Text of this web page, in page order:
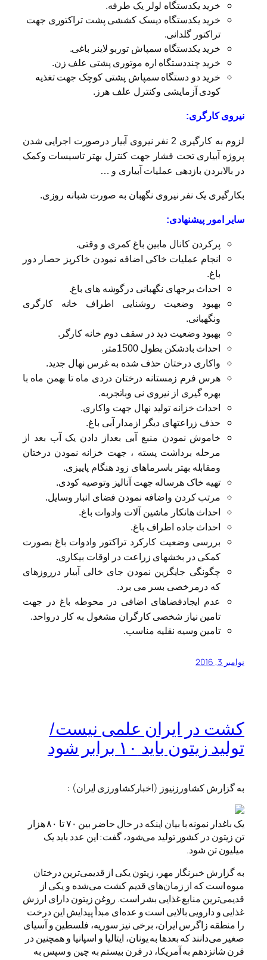
خرید یکدستگاه لولر یک طرفه.
خرید یکدستگاه دیسک کششی پشت تراکتوری جهت
تراکتور گلدانی.
خرید یکدستگاه سمپاش توربو لاینر باغی.
خرید چنددستگاه اره موتوری پشتی علف زن.
خرید دو دستگاه سمپاش پشتی کوچک جهت تغذیه
کودی آزمایشی وکنترل علف هرز.
نیروی کارگری:
لزوم به کارگیری 2 نفر نیروی آبیار درصورت اجرایی شدن
پروژه آبیاری تحت فشار جهت کنترل بهتر تاسیسات وکمک
در بالابردن بازدهی عملیات آبیاری و …
بکارگیری یک نفر نیروی نگهبان به صورت شبانه روزی.
سایر امور پیشنهادی:
پرکردن کانال مابین باغ کمری و وقتی.
انجام عملیات خاکی اضافه نمودن خاکریز حصار دور
باغ.
احداث برجهای نگهبانی درگوشه های باغ.
بهبود وضعیت روشنایی اطراف خانه کارگری
ونگهبانی.
بهبود وضعیت دید در سقف دوم خانه کارگر.
احداث بادشکن بطول 1500متر.
واکاری درختان حذف شده به غرس نهال جدید.
هرس فرم زمستانه درختان دردی ماه تا بهمن ماه با
بهره گیری از نیروی نی وباتجربه.
احداث خزانه تولید نهال جهت واکاری.
حذف زراعتهای دیگر ازمدار آبی باغ.
خاموش نمودن منبع آبی بعداز دادن یک آب بعد از
مرحله برداشت پسته ، جهت خزانه نمودن درختان
ومقابله بهتر باسرماهای زود هنگام پاییزی.
تهیه خاک هرساله جهت آنالیز وتوصیه کودی.
مرتب کردن واضافه نمودن فضای انبار وسایل.
احداث هانکار ماشین آلات وادوات باغ.
احداث جاده اطراف باغ.
بررسی وضعیت کارکرد تراکتور وادوات باغ بصورت
کمکی در بخشهای زراعت در اوقات بیکاری.
چگونگی جایگزین نمودن جای خالی آبیار درروزهای
که درمرخصی بسر می برد.
عدم ایجادفضاهای اضافی در محوطه باغ در جهت
تامین نیاز شخصی کارگران مشغول به کار درواحد.
تامین وسیه نقلیه مناسب.
نوامبر 3, 2016
کشت در ایران علمی نیست/
تولید زیتون باید ۱۰ برابر شود
به گزارش کشاورزنیوز (اخبارکشاورزی ایران) :
یک باغدار نمونه با بیان اینکه در حال حاضر بین ۷۰ تا ۸۰ هزار
تن زیتون در کشور تولید می‌شود، گفت: این عدد باید یک
میلیون تن شود.
به گزارش خبرنگار مهر، زیتون یکی از قدیمی‌ترین درختان
میوه است که از زمان‌های قدیم کشت می‌شده و یکی از
قدیمی‌ترین منابع غذایی بشر است. روغن زیتون دارای ارزش
غذایی و دارویی بالایی است و عده‌ای مبدأ پیدایش این درخت
را منطقه زاگرس ایران، برخی نیز سوریه، فلسطین و آسیای
صغیر می‌دانند که بعدها به یونان، ایتالیا و اسپانیا و همچنین در
قرن شانزدهم به آمریکا، در قرن بیستم به چین و سپس به